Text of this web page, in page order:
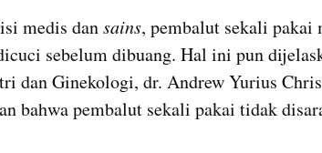
medis dan sains, pembalut sekali pakai
sebelum dibuang. Hal ini pun
dan Ginekologi, dr. Andrew Yurius
bahwa pembalut sekali pakai tidak